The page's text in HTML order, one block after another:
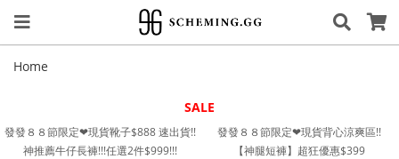
Home
SALE
發發８８節限定❤︎現貨靴子$888 速出貨!!
發發８８節限定❤︎現貨背心涼爽區!!
神推薦牛仔長褲!!!任選2件$999!!!
【神腿短褲】超狂優惠$399